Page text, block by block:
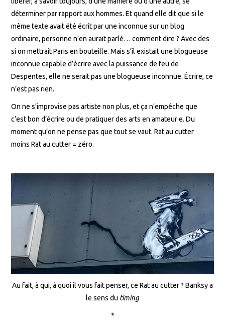
déterminer par rapport aux hommes. Et quand elle dit que si le
même texte avait été écrit par une inconnue sur un blog
ordinaire, personne n’en aurait parlé… comment dire ? Avec des
si on mettrait Paris en bouteille. Mais s’il existait une blogueuse
inconnue capable d’écrire avec la puissance de feu de
Despentes, elle ne serait pas une blogueuse inconnue. Écrire, ce
n’est pas rien.
On ne s’improvise pas artiste non plus, et ça n’empêche que
c’est bon d’écrire ou de pratiquer des arts en amateur·e. Du
moment qu’on ne pense pas que tout se vaut. Rat au cutter
moins Rat au cutter = zéro.
Au fait, à qui, à quoi il vous fait penser, ce Rat au cutter ? Banksy a
le sens du timing
*